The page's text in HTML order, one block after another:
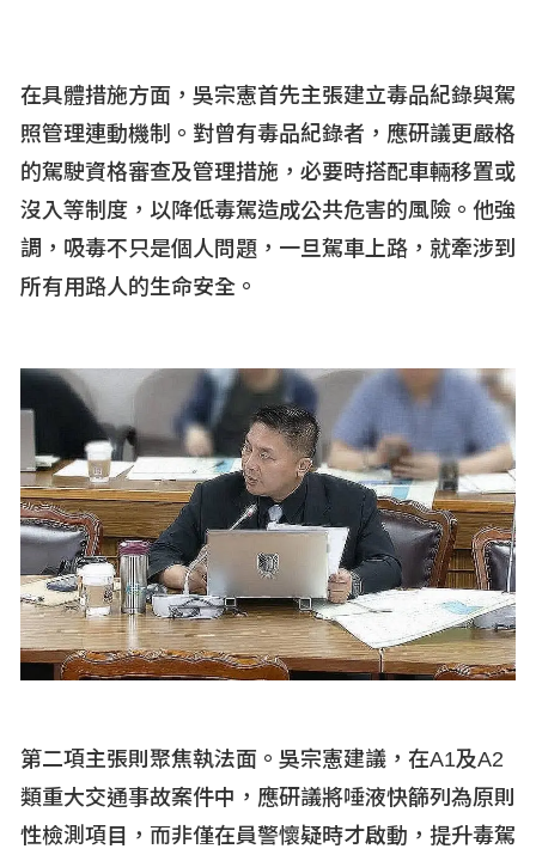
在具體措施方面，吳宗憲首先主張建立毒品紀錄與駕
照管理連動機制。對曾有毒品紀錄者，應研議更嚴格
的駕駛資格審查及管理措施，必要時搭配車輛移置或
沒入等制度，以降低毒駕造成公共危害的風險。他強
調，吸毒不只是個人問題，一旦駕車上路，就牽涉到
所有用路人的生命安全。
第二項主張則聚焦執法面。吳宗憲建議，在A1及A2
類重大交通事故案件中，應研議將唾液快篩列為原則
性檢測項目，而非僅在員警懷疑時才啟動，提升毒駕